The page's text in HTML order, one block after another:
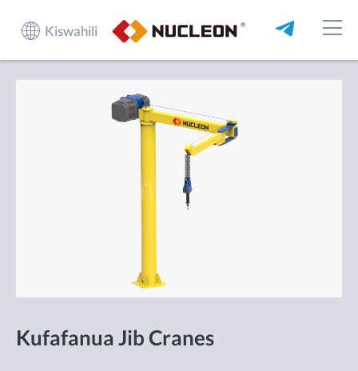
Kiswahili
Kufafanua Jib Cranes